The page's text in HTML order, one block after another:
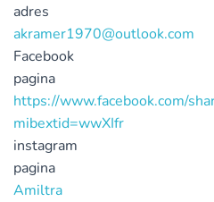
adres
akramer1970@outlook.com
Facebook
pagina
https://www.facebook.com/
mibextid=wwXIfr
instagram
pagina
Amiltra